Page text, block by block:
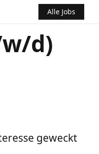
Alle Jobs
d)
geweckt